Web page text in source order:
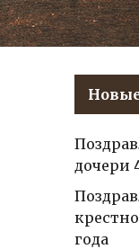
дочери
года
ВКонтакте